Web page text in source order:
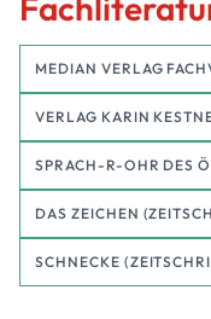
MEDIAN VERLAG
VERLAG KARIN
SPRACH-R-OHR DES
DAS ZEICHEN
SCHNECKE